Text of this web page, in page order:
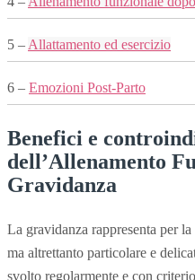
5 – Allattamento ed esercizio
6 – Emozioni Post-Parto
Benefici e
dell’Allenamento
Gravidanza
La gravidanza rappresenta per
ma altrettanto particolare e
svolto regolarmente e con